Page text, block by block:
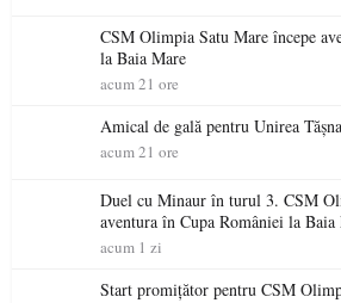
CSM Olimpia Satu Mare începe aventura în Cupa
la Baia Mare
acum 21 ore
Amical de gală pentru Unirea
acum 21 ore
Duel cu Minaur în turul 3. CSM
aventura în Cupa României la Baia
acum 1 zi
Start promițător pentru CSM